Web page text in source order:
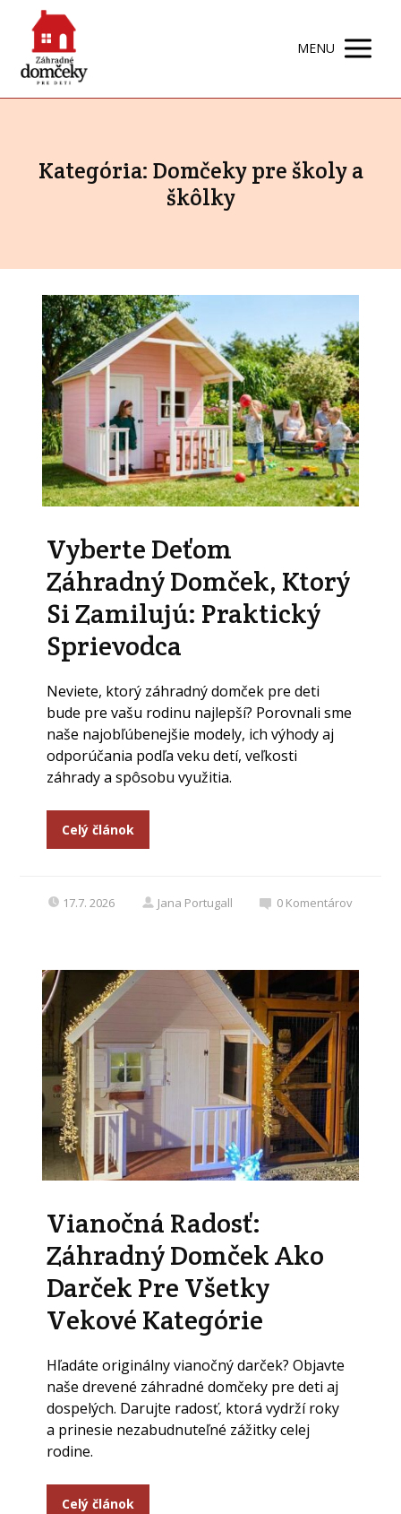
MENU
Kategória: Domčeky pre školy a
škôlky
Vyberte Deťom
Záhradný Domček, Ktorý
Si Zamilujú: Praktický
Sprievodca
Neviete, ktorý záhradný domček pre deti
bude pre vašu rodinu najlepší? Porovnali sme
naše najobľúbenejšie modely, ich výhody aj
odporúčania podľa veku detí, veľkosti
záhrady a spôsobu využitia.
Celý článok
17.7. 2026 Jana Portugall 0 Komentárov
Vianočná Radosť:
Záhradný Domček Ako
Darček Pre Všetky
Vekové Kategórie
Hľadáte originálny vianočný darček? Objavte
naše drevené záhradné domčeky pre deti aj
dospelých. Darujte radosť, ktorá vydrží roky
a prinesie nezabudnuteľné zážitky celej
rodine.
Celý článok